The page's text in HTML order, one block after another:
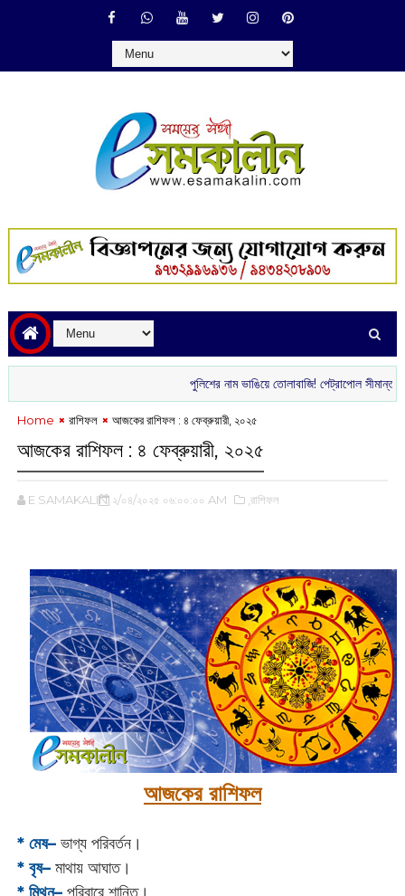
পুলিশের নাম ভাঙিয়ে তোলাবাজি! পেট্রাপোল সীমান্ত
Home রাশিফল আজকের রাশিফল : ‌৪ ফেব্রুয়ারী, ২০২৫
আজকের রাশিফল : ‌৪ ফেব্রুয়ারী, ২০২৫
E SAMAKALIN ২/০৪/২০২৫ ০৬:০০:০০ AM ,রাশিফল
আজকের রাশিফল
* মেষ–ভাগ্য পরিবর্তন।
* বৃষ–মাথায় আঘাত।
* মিথুন–পরিবারে শান্তি।